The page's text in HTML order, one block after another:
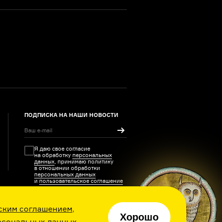
соглашением,
Хорошо
ПОДПИСКА НА НАШИ НОВОСТИ
Я даю свое согласие
на обработку персональных
данных, принимаю политику
в отношении обработки
персональных данных
и пользовательское соглашение